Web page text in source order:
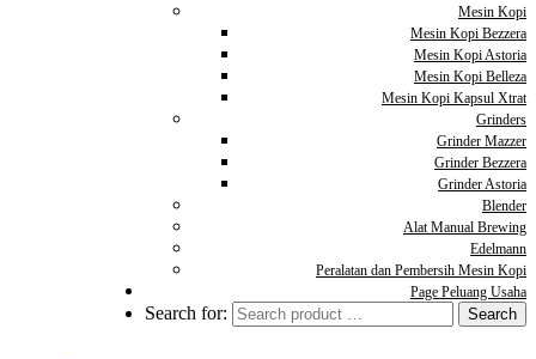
Mesin Kopi
Mesin Kopi Bezzera
Mesin Kopi Astoria
Mesin Kopi Belleza
Mesin Kopi Kapsul Xtrat
Grinders
Grinder Mazzer
Grinder Bezzera
Grinder Astoria
Blender
Alat Manual Brewing
Edelmann
Peralatan dan Pembersih Mesin Kopi
Page Peluang Usaha
Search for: